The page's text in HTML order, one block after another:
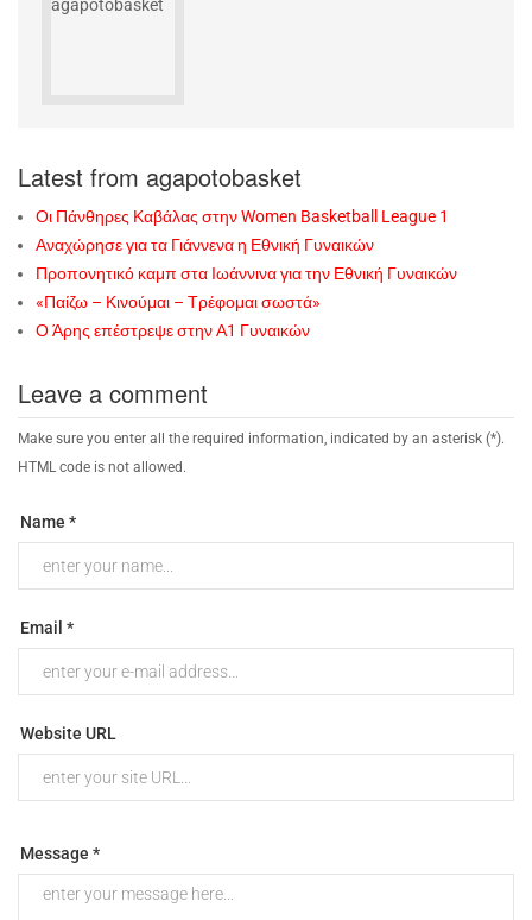
Latest from agapotobasket
Οι Πάνθηρες Καβάλας στην Women Basketball League 1
Αναχώρησε για τα Γιάννενα η Εθνική Γυναικών
Προπονητικό καμπ στα Ιωάννινα για την Εθνική Γυναικών
«Παίζω – Κινούμαι – Τρέφομαι σωστά»
Ο Άρης επέστρεψε στην Α1 Γυναικών
Leave a comment
Make sure you enter all the required information, indicated by an asterisk (*).
HTML code is not allowed.
Name *
Email *
Website URL
Message *